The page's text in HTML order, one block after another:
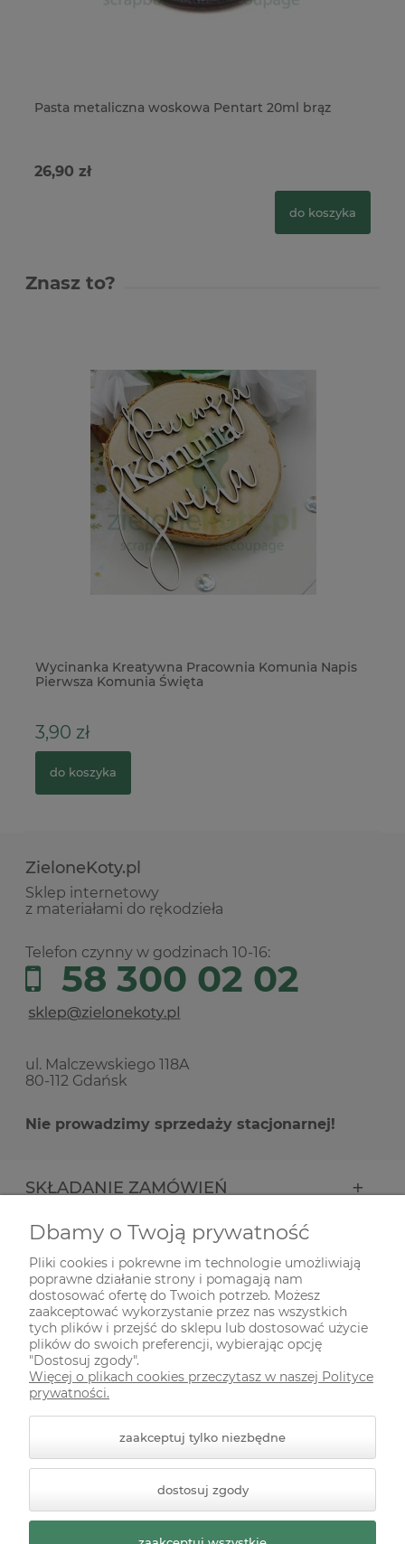
Pasta metaliczna woskowa Pentart 20ml brąz
26,90 zł
do koszyka
Znasz to?
Wycinanka Kreatywna Pracownia Komunia Napis
Pierwsza Komunia Święta
3,90 zł
do koszyka
ZieloneKoty.pl
Sklep internetowy
z materiałami do rękodzieła
Telefon czynny w godzinach 10-16:
58 300 02 02
ul. Malczewskiego 118A
80-112 Gdańsk
Nie prowadzimy sprzedaży stacjonarnej!
SKŁADANIE ZAMÓWIEŃ
INFORMACJE
ODWIEDŹ NAS NA
Styl graficzny ShopGadget.pl Sklep internetowy Shoper
Premium
Dbamy o Twoją prywatność
Pliki cookies i pokrewne im technologie umożliwiają
poprawne działanie strony i pomagają nam
dostosować ofertę do Twoich potrzeb. Możesz
zaakceptować wykorzystanie przez nas wszystkich
tych plików i przejść do sklepu lub dostosować użycie
plików do swoich preferencji, wybierając opcję
"Dostosuj zgody".
Więcej o plikach cookies przeczytasz w naszej Polityce
prywatności.
zaakceptuj tylko niezbędne
dostosuj zgody